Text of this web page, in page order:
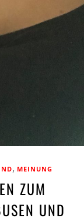
, MEINUNG
ZUM
UND